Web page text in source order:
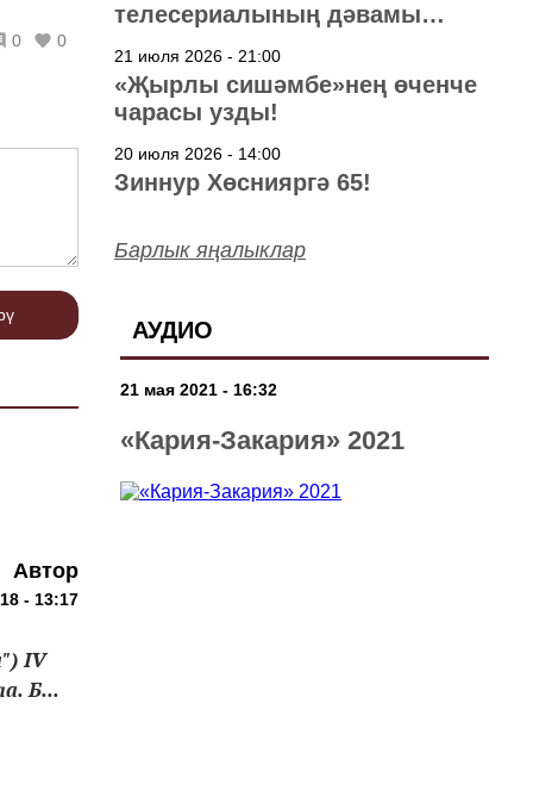
0 0
Автор
- 13:17
IV
Б...
телесериалының дәвамы
21 июля 2026 - 21:00
«Җырлы сишәмбе»нең өченче
чарасы узды!
20 июля 2026 - 14:00
Зиннур Хөснияргә 65!
Барлык яңалыклар
АУДИО
21 мая 2021 - 16:32
«Кария-Закария» 2021